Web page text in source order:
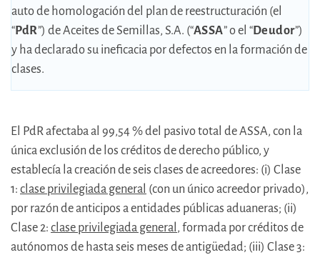
auto de homologación del plan de reestructuración (el
“PdR”) de Aceites de Semillas, S.A. (“ASSA” o el “Deudor”)
y ha declarado su ineficacia por defectos en la formación de
clases.
El PdR afectaba al 99,54 % del pasivo total de ASSA, con la
única exclusión de los créditos de derecho público, y
establecía la creación de seis clases de acreedores: (i) Clase
1: clase privilegiada general (con un único acreedor privado),
por razón de anticipos a entidades públicas aduaneras; (ii)
Clase 2: clase privilegiada general , formada por créditos de
autónomos de hasta seis meses de antigüedad; (iii) Clase 3: